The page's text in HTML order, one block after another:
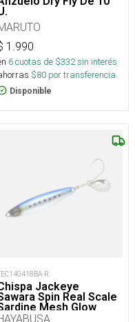
1.990
6cuotas de $332sin interés
$80 por transferencia.
Disponible
R
Jackeye
Spin Real Scale
Mesh Glow
445-60-1_